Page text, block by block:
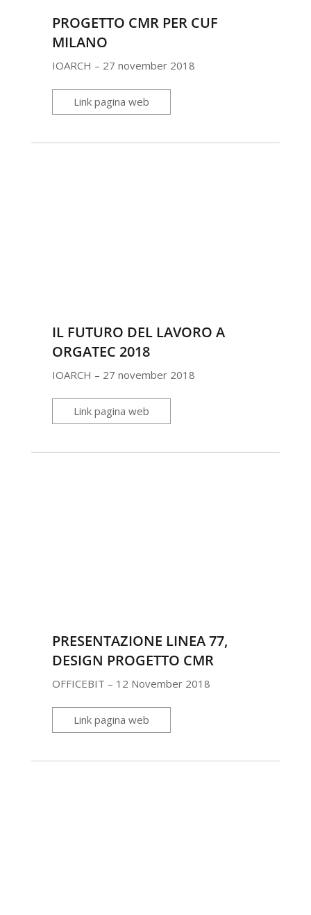
PROGETTO CMR PER CUF
MILANO
IOARCH – 27 november 2018
Link pagina web
IL FUTURO DEL LAVORO A
ORGATEC 2018
IOARCH – 27 november 2018
Link pagina web
PRESENTAZIONE LINEA 77,
DESIGN PROGETTO CMR
OFFICEBIT – 12 November 2018
Link pagina web